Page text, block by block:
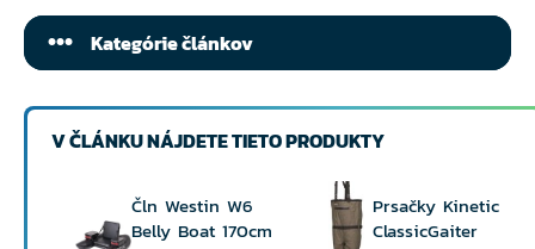
Kategórie článkov
V ČLÁNKU NÁJDETE TIETO PRODUKTY
Čln Westin W6
Belly Boat 170cm
Prsačky Kinetic
ClassicGaiter